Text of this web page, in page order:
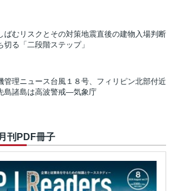
ばむリスクとその対策地震直後の建物入場判断
切る「二段階ステップ」
管理ニュース 台風１８号、フィリピン北部付近
島諸島は高波警戒―気象庁
刊PDF冊子